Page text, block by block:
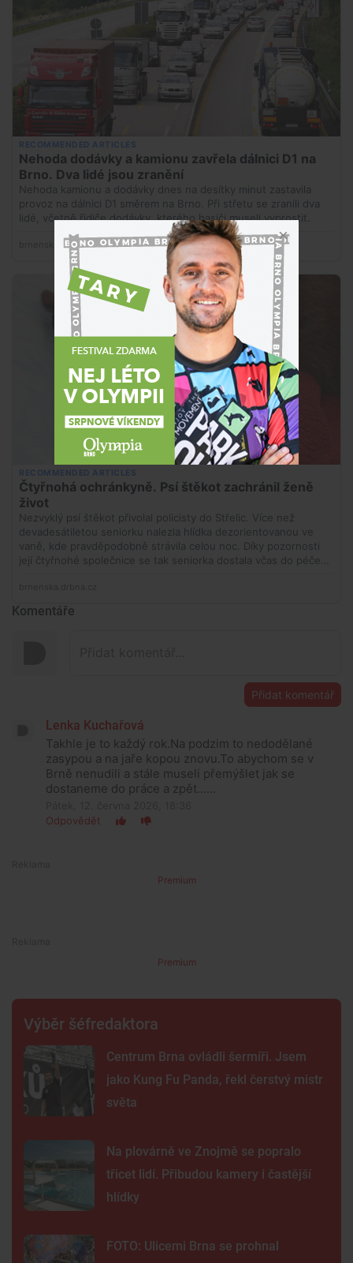
Komentáře
Přidat komentář
Lenka Kuchařová
Takhle je to každý rok.Na podzim to nedodělané
zasypou a na jaře kopou znovu.To abychom se v
Brně nenudili a stále museli přemýšlet jak se
dostaneme do práce a zpět......
Odpovědět
Premium
Premium
Výběr šéfredaktora
Centrum Brna ovládli šermíři. Jsem
jako Kung Fu Panda, řekl čerstvý mistr
světa
Na plovárně ve Znojmě se popralo
třicet lidí. Přibudou kamery i častější
hlídky
FOTO: Ulicemi Brna se prohnal